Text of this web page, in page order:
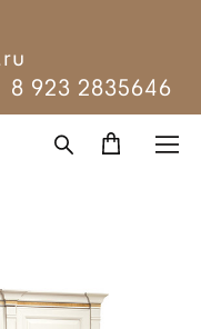
8 923 2835646